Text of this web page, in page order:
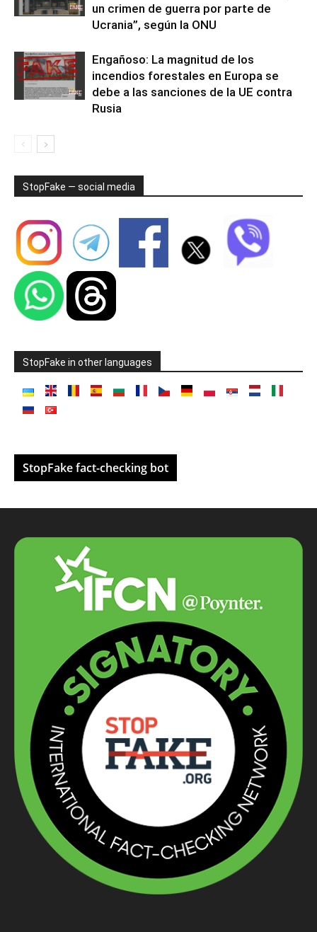
un crimen de guerra por parte de
Ucrania”, según la ONU
Engañoso: La magnitud de los
incendios forestales en Europa se
debe a las sanciones de la UE contra
Rusia
StopFake — social media
StopFake in other languages
StopFake fact-checking bot